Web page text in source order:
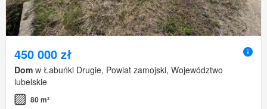
450 000 zł
Dom w Łabuńki Drugie, Powiat zamojski, Województwo
lubelskie
80 m²